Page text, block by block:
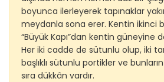
boyunca ilerleyerek tapınaklar
meydanla sona erer. Kentin ikinci
“Büyük Kapı”dan kentin güneyine
Her iki cadde de sütunlu olup, iki
başlıklı sütunlu portikler ve
sıra dükkân vardır.